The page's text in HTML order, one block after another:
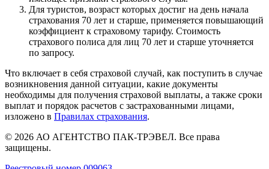
Для туристов, возраст которых достиг на день начала
страхования 70 лет и старше, применяется повышающий
коэффициент к страховому тарифу. Стоимость
страхового полиса для лиц 70 лет и старше уточняется
по запросу.
Что включает в себя страховой случай, как поступить в случае
возникновения данной ситуации, какие документы
необходимы для получения страховой выплаты, а также сроки
выплат и порядок расчетов с застрахованными лицами,
изложено в Правилах страхования.
© 2026 АО АГЕНТСТВО ПАК-ТРЭВЕЛ. Все права
защищены.